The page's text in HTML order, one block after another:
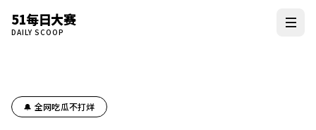
51每日大赛
DAILY SCOOP
🔔 全网吃瓜不打烊